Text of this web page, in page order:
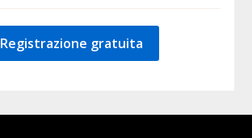
Registrazione gratuita